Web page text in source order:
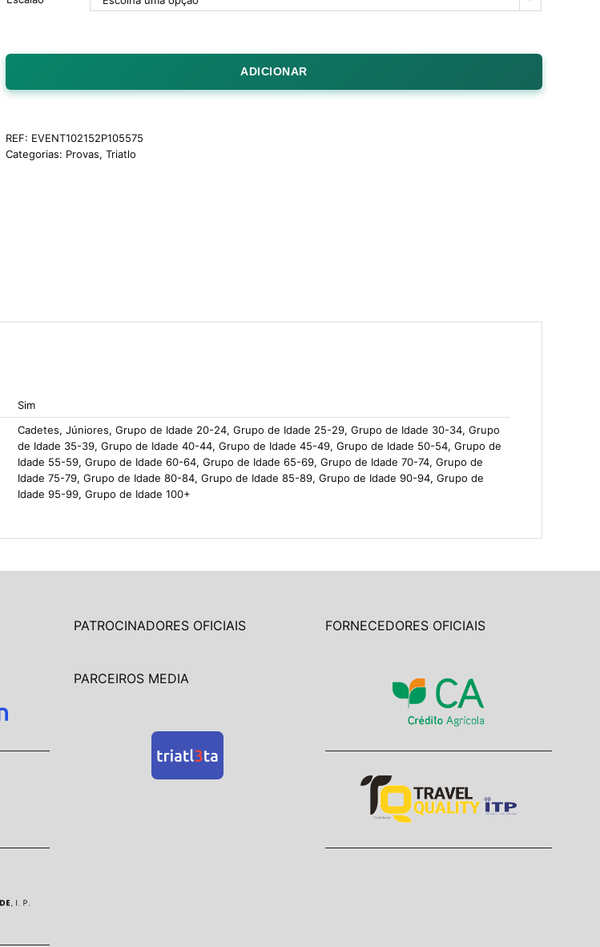
ADICIONAR
REF: EVENT102152P105575
Categorias: Provas, Triatlo
Sim
Cadetes, Júniores, Grupo de Idade 20-24, Grupo de Idade 25-29, Grupo de Idade 30-34, Grupo
de Idade 35-39, Grupo de Idade 40-44, Grupo de Idade 45-49, Grupo de Idade 50-54, Grupo de
Idade 55-59, Grupo de Idade 60-64, Grupo de Idade 65-69, Grupo de Idade 70-74, Grupo de
Idade 75-79, Grupo de Idade 80-84, Grupo de Idade 85-89, Grupo de Idade 90-94, Grupo de
Idade 95-99, Grupo de Idade 100+
PATROCINADORES OFICIAIS
PARCEIROS MEDIA
FORNECEDORES OFICIAIS